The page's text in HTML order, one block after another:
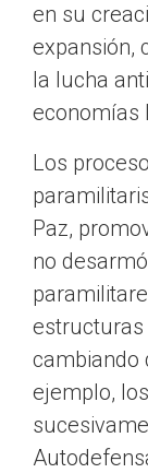
en su
expansión,
la lucha
economías
Los
Paz,
no
estructuras
cambiando
ejemplo,